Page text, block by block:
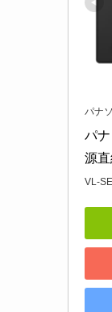
パナ
パ
源
VL-